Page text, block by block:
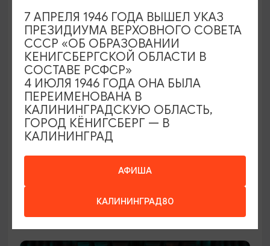
ВЫСТАВКИ
Оставленный багаж
Светлогорск, Арт-пространство «Янтарь-холл»
АФИША
КАЛИНИНГРАД80
7 АПРЕЛЯ 1946 ГОДА ВЫШЕЛ УКАЗ
ПРЕЗИДИУМА ВЕРХОВНОГО СОВЕТА
СССР «ОБ ОБРАЗОВАНИИ
КЕНИГСБЕРГСКОЙ ОБЛАСТИ В
СОСТАВЕ РСФСР»
4 ИЮЛЯ 1946 ГОДА ОНА БЫЛА
ПЕРЕИМЕНОВАНА В
КАЛИНИНГРАДСКУЮ ОБЛАСТЬ,
ГОРОД КЁНИГСБЕРГ — В
КАЛИНИНГРАД